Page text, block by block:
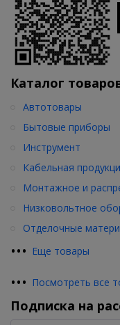
Каталог
••• Еще товары
Автотовары
Бытовые приборы
Инструмент
Кабельная
Монтажное и
Низковольтное
Отделочные
••• Посмотреть все
Подписка на